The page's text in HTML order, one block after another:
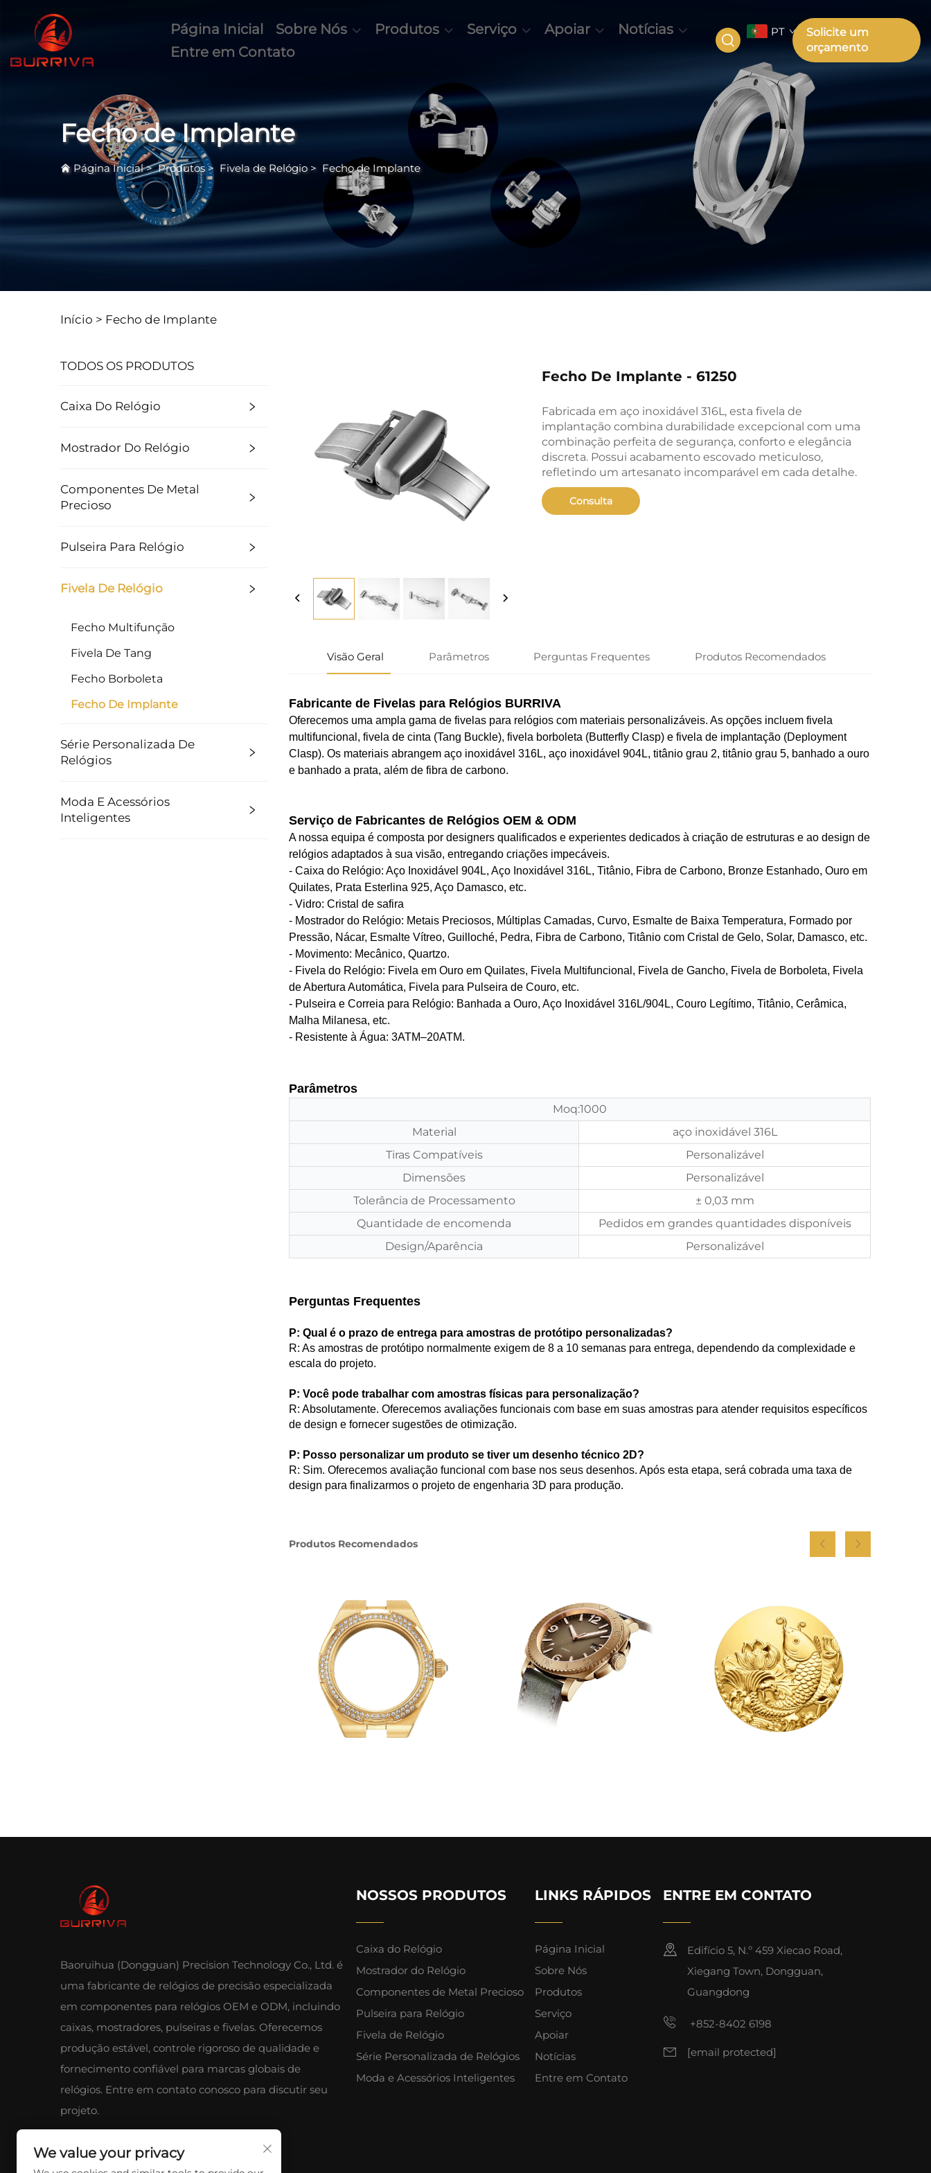
Página Inicial Sobre Nós Produtos Serviço Apoiar
Notícias
Entre em Contato
PT
Solicite um
orçamento
Fecho de Implante
Página Inicial>Produtos> Fivela de Relógio > Fecho de Implante
Início > Fecho de Implante
TODOS OS PRODUTOS
Caixa Do Relógio
Mostrador Do Relógio
Componentes De Metal
Precioso
Pulseira Para Relógio
Fivela De Relógio
Fecho Multifunção
Fivela De Tang
Fecho Borboleta
Fecho De Implante
Série Personalizada De
Relógios
Moda E Acessórios
Inteligentes
Fecho De Implante - 61250
Fabricada em aço inoxidável 316L, esta fivela de
implantação combina durabilidade excepcional com uma
combinação perfeita de segurança, conforto e elegância
discreta. Possui acabamento escovado meticuloso,
refletindo um artesanato incomparável em cada detalhe.
Consulta
Visão Geral Parâmetros Perguntas Frequentes Produtos Recomendados
Fabricante de Fivelas para Relógios BURRIVA
Oferecemos uma ampla gama de fivelas para relógios com materiais personalizáveis. As opções incluem fivela
multifuncional, fivela de cinta (Tang Buckle), fivela borboleta (Butterfly Clasp) e fivela de implantação (Deployment
Clasp). Os materiais abrangem aço inoxidável 316L, aço inoxidável 904L, titânio grau 2, titânio grau 5, banhado a ouro
e banhado a prata, além de fibra de carbono.
Serviço de Fabricantes de Relógios OEM & ODM
A nossa equipa é composta por designers qualificados e experientes dedicados à criação de estruturas e ao design de
relógios adaptados à sua visão, entregando criações impecáveis.
- Caixa do Relógio: Aço Inoxidável 904L, Aço Inoxidável 316L, Titânio, Fibra de Carbono, Bronze Estanhado, Ouro em
Quilates, Prata Esterlina 925, Aço Damasco, etc.
- Vidro: Cristal de safira
- Mostrador do Relógio: Metais Preciosos, Múltiplas Camadas, Curvo, Esmalte de Baixa Temperatura, Formado por
Pressão, Nácar, Esmalte Vítreo, Guilloché, Pedra, Fibra de Carbono, Titânio com Cristal de Gelo, Solar, Damasco, etc.
- Movimento: Mecânico, Quartzo.
- Fivela do Relógio: Fivela em Ouro em Quilates, Fivela Multifuncional, Fivela de Gancho, Fivela de Borboleta, Fivela
de Abertura Automática, Fivela para Pulseira de Couro, etc.
- Pulseira e Correia para Relógio: Banhada a Ouro, Aço Inoxidável 316L/904L, Couro Legítimo, Titânio, Cerâmica,
Malha Milanesa, etc.
- Resistente à Água: 3ATM–20ATM.
Parâmetros
Moq:1000
Material
aço inoxidável 316L
Tiras Compatíveis
Personalizável
Dimensões
Personalizável
Tolerância de Processamento
± 0,03 mm
Quantidade de encomenda
Pedidos em grandes quantidades disponíveis
Design/Aparência
Personalizável
Perguntas Frequentes
P: Qual é o prazo de entrega para amostras de protótipo personalizadas?
R: As amostras de protótipo normalmente exigem de 8 a 10 semanas para entrega, dependendo da complexidade e
escala do projeto.
P: Você pode trabalhar com amostras físicas para personalização?
R: Absolutamente. Oferecemos avaliações funcionais com base em suas amostras para atender requisitos específicos
de design e fornecer sugestões de otimização.
P: Posso personalizar um produto se tiver um desenho técnico 2D?
R: Sim. Oferecemos avaliação funcional com base nos seus desenhos. Após esta etapa, será cobrada uma taxa de
design para finalizarmos o projeto de engenharia 3D para produção.
Produtos Recomendados
Baoruihua (Dongguan) Precision Technology Co., Ltd. é
uma fabricante de relógios de precisão especializada
em componentes para relógios OEM e ODM, incluindo
caixas, mostradores, pulseiras e fivelas. Oferecemos
produção estável, controle rigoroso de qualidade e
fornecimento confiável para marcas globais de
relógios. Entre em contato conosco para discutir seu
projeto.
NOSSOS PRODUTOS
Caixa do Relógio
Mostrador do Relógio
Componentes de Metal Precioso
Pulseira para Relógio
Fivela de Relógio
Série Personalizada de Relógios
Moda e Acessórios Inteligentes
LINKS RÁPIDOS
Página Inicial
Sobre Nós
Produtos
Serviço
Apoiar
Notícias
Entre em Contato
ENTRE EM CONTATO
Edifício 5, N.º 459 Xiecao Road,
Xiegang Town, Dongguan,
Guangdong
+852-8402 6198
[email protected]
We value your privacy